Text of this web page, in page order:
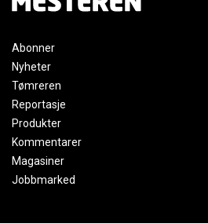
Abonner
Nyheter
Tømreren
Reportasje
Produkter
Kommentarer
Magasiner
Jobbmarked